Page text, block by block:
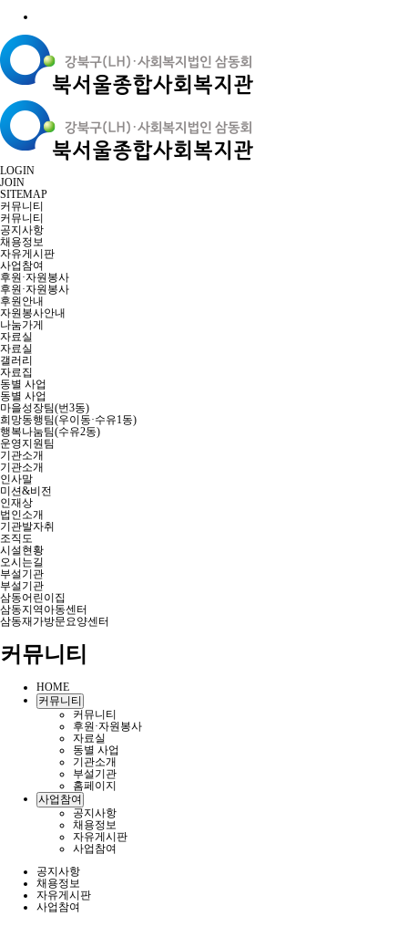
LOGIN
JOIN
SITEMAP
커뮤니티
커뮤니티
공지사항
채용정보
자유게시판
사업참여
후원·자원봉사
후원·자원봉사
후원안내
자원봉사안내
나눔가게
자료실
자료실
갤러리
자료집
동별 사업
동별 사업
마을성장팀(번3동)
희망동행팀(우이동·수유1동)
행복나눔팀(수유2동)
운영지원팀
기관소개
기관소개
인사말
미션&비전
인재상
법인소개
기관발자취
조직도
시설현황
오시는길
부설기관
부설기관
삼동어린이집
삼동지역아동센터
삼동재가방문요양센터
커뮤니티
HOME
커뮤니티
커뮤니티
후원·자원봉사
자료실
동별 사업
기관소개
부설기관
홈페이지
사업참여
공지사항
채용정보
자유게시판
사업참여
공지사항
채용정보
자유게시판
사업참여